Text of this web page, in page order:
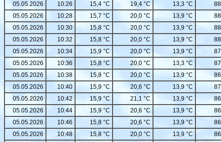
05.05.2026
10:26 15,4 °C 19,4 °C 13,3 °C
05.05.2026
10:28 15,7 °C 20,0 °C 13,9 °C
05.05.2026
10:30 15,8 °C 20,0 °C 13,9 °C
05.05.2026
10:32 15,8 °C 20,0 °C 13,9 °C
05.05.2026
10:34 15,9 °C 20,0 °C 13,9 °C
05.05.2026
10:36 15,8 °C 20,0 °C 13,3 °C
05.05.2026
10:38 15,8 °C 20,0 °C 13,9 °C
05.05.2026
10:40 15,9 °C 20,6 °C 13,9 °C
05.05.2026
10:42 15,9 °C 21,1 °C 13,9 °C
05.05.2026
10:44 15,9 °C 20,6 °C 13,9 °C
05.05.2026
10:46 15,8 °C 20,6 °C 13,9 °C
05.05.2026
10:48 15,8 °C 20,0 °C 13,9 °C